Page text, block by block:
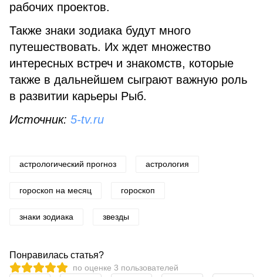
рабочих проектов.
Также знаки зодиака будут много
путешествовать. Их ждет множество
интересных встреч и знакомств, которые
также в дальнейшем сыграют важную роль
в развитии карьеры Рыб.
Источник: 5-tv.ru
астрологический прогноз астрология
гороскоп на месяц гороскоп
знаки зодиака звезды
Понравилась статья?
по оценке 3 пользователей